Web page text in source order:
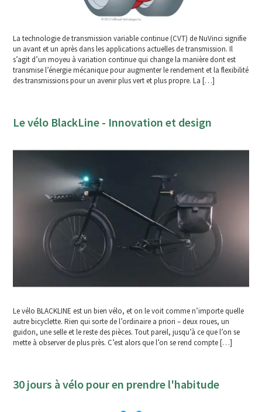
La technologie de transmission variable continue (CVT) de NuVinci signifie
un avant et un après dans les applications actuelles de transmission. Il
s’agit d’un moyeu à variation continue qui change la manière dont est
transmise l’énergie mécanique pour augmenter le rendement et la flexibilité
des transmissions pour un avenir plus vert et plus propre. La […]
Le vélo BlackLine - Innovation et design
Le vélo BLACKLINE est un bien vélo, et on le voit comme n’importe quelle
autre bicyclette. Rien qui sorte de l’ordinaire a priori – deux roues, un
guidon, une selle et le reste des pièces. Tout pareil, jusqu’à ce que l’on se
mette à observer de plus près. C’est alors que l’on se rend compte […]
30 jours à vélo pour en prendre l'habitude